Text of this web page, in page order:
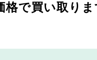
格で買い取りま